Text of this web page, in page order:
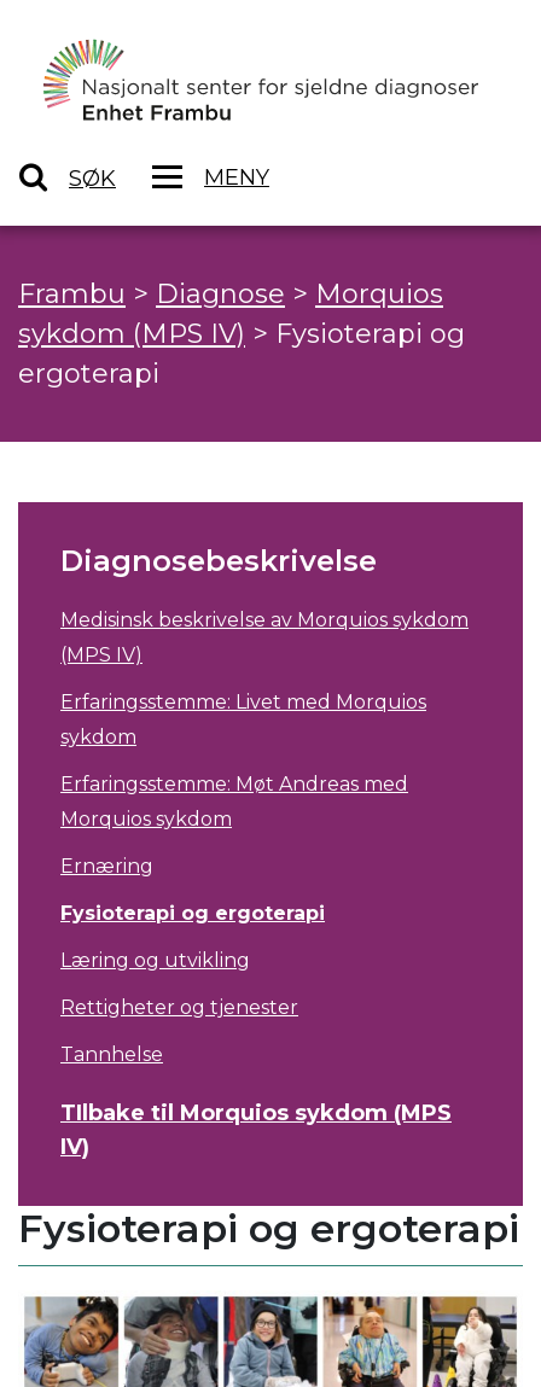
SØK MENY
Frambu > Diagnose > Morquios
sykdom (MPS IV) > Fysioterapi og
ergoterapi
Diagnosebeskrivelse
Medisinsk beskrivelse av Morquios sykdom
(MPS IV)
Erfaringsstemme: Livet med Morquios
sykdom
Erfaringsstemme: Møt Andreas med
Morquios sykdom
Ernæring
Fysioterapi og ergoterapi
Læring og utvikling
Rettigheter og tjenester
Tannhelse
TIlbake til Morquios sykdom (MPS
IV)
Fysioterapi og ergoterapi